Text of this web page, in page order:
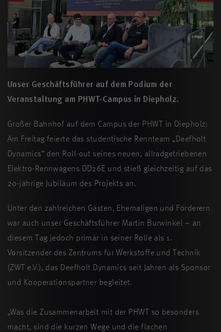
Großer Bahnhof auf dem Campus der PHWT in Diepholz:
Am Freitag feierte das studentische Rennteam „Deefholt
Dynamics“ den Roll-out seines neuen, allradgetriebenen
Elektro-Rennwagens DD26E und stieß gleichzeitig auf das
20-jährige Jubiläum des Projekts an.
Unter den zahlreichen Gästen, Ehemaligen und Förderern
war auch unser Geschäftsführer Martin Burwinkel – an
diesem Tag jedoch primär in seiner Rolle als 1.
Vorsitzender des Zentrums für Werkstoffe und Technik
(ZWT e.V.), das Deefholt Dynamics seit Jahren als Sponsor
und Kooperationspartner begleitet.
„Was die Zusammenarbeit mit der PHWT so besonders
macht, sind die kurzen Wege und die flachen
Unser Geschäftsführer auf dem Podium der
Veranstaltung am PHWT-Campus in Diepholz.